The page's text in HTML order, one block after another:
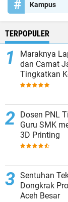
Kampus
TERPOPULER
Maraknya
dan Camat
Tingkatkan
Dosen PNL
Guru SMK
3D Printing
Sentuhan
Dongkrak
Aceh Besar